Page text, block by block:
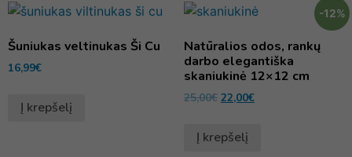
Šuniukas veltinukas Ši Cu
16,99€
Į krepšelį
-12%
Natūralios odos, rankų
darbo elegantiška
skaniukinė 12×12 cm
25,00€ 22,00€
Į krepšelį